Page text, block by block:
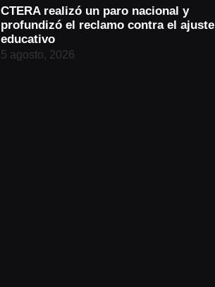
CTERA realizó un paro nacional y
profundizó el reclamo contra el ajuste
educativo
5 agosto, 2026